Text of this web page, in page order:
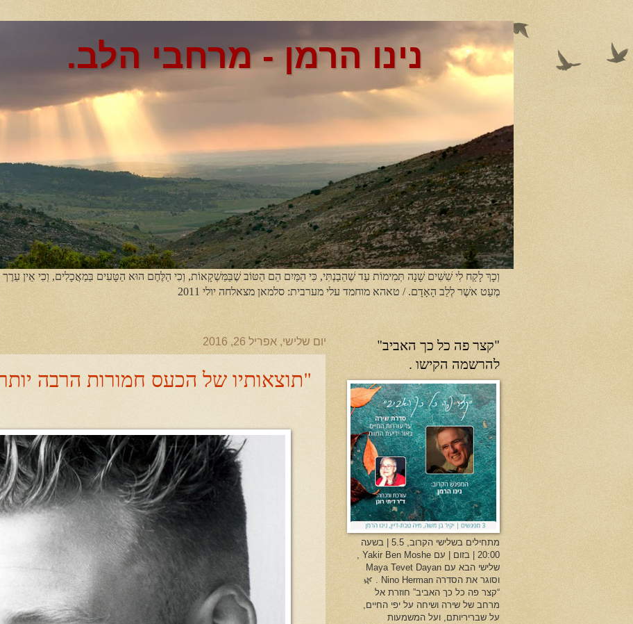
נינו הרמן - מרחבי הלב.
וְכָךְ לָקַח לִי שִׁשִּׁים שָׁנָה תְּמִימוֹת עַד שֶׁהֵבַנְתִּי, כִּי הַמַּיִם הֵם הַטּוֹב שֶׁבַּמַּשְׁקָאוֹת, וְכִי הַלֶּחֶם הוּא הַטָּעִים בַּמַאֲכָלִים, וְכִי אֵין
מְעַט אשֶׁר לְלֵב הָאָדָם. / טאהא מוחמד עלי מערבית: סלמאן מצאלחה יולי 2011
יום שלישי, אפריל 26, 2016
"תוצאותיו של הכעס חמורות הרבה
"קצר פה כל כך האביב"
להרשמה הקישו .
מתחילים בשלישי הקרוב, 5.5 | בשעה
20:00 | בזום | עם Yakir Ben Moshe ,
שלישי הבא עם Maya Tevet Dayan
וסוגר את הסדרה Nino Herman . 🌿
“קצר פה כל כך האביב” חוזרת אל
מרחב של שירה ושיחה על יפי החיים,
על שבריריותם, ועל המשמעות